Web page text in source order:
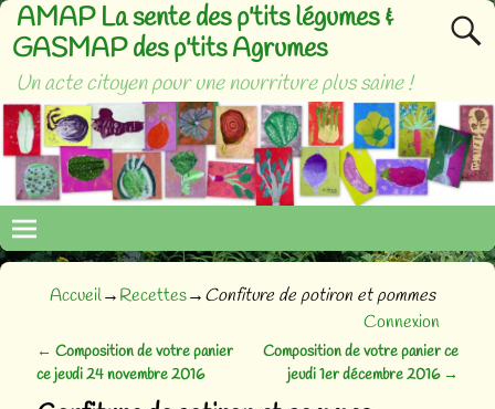
AMAP La sente des p'tits légumes &
GASMAP des p'tits Agrumes
Un acte citoyen pour une nourriture plus saine !
Accueil→Recettes→Confiture de potiron et pommes
Connexion
Navigation des articles
← Composition de votre panier
ce jeudi 24 novembre 2016
Composition de votre panier ce
jeudi 1er décembre 2016 →